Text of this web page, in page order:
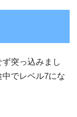
突っ込みまし
でレベル7にな